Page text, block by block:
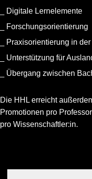
Digitale Lernelemente
Forschungsorientierung
Praxisorientierung in
Unterstützung für
Übergang zwischen
Die HHL erreicht
Promotionen pro
pro Wissenschaftler:in.